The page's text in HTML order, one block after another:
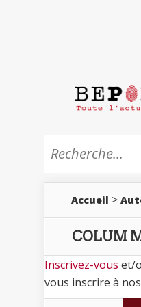
Accueil >
COLUM
Inscrivez-vous et/
vous inscrire à